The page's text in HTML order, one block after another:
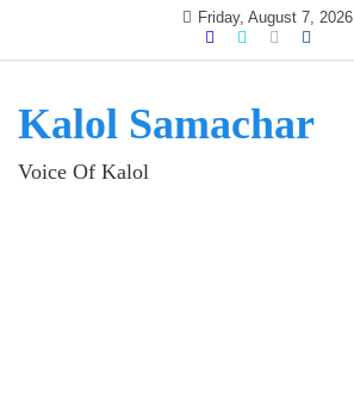
Friday, August 7, 2026
Kalol Samachar
Voice Of Kalol